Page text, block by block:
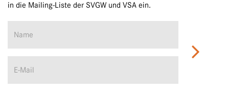
in die Mailing-Liste der SVGW und VSA ein.